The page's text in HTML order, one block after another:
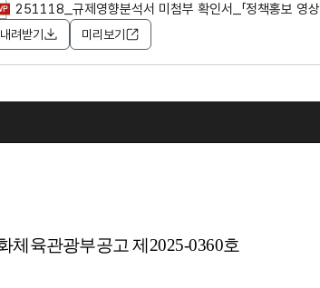
251118_규제영향분석서 미첨부 확인서_「정책홍보 영
내려받기 미리보기